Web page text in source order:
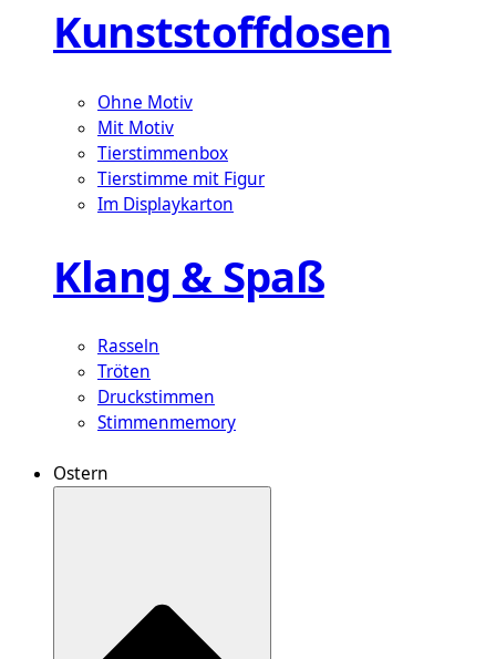
Kunststoffdosen
Ohne Motiv
Mit Motiv
Tierstimmenbox
Tierstimme mit Figur
Im Displaykarton
Klang & Spaß
Rasseln
Tröten
Druckstimmen
Stimmenmemory
Ostern